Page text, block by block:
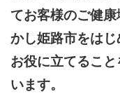
てお客様のご健
かし姫路市をは
お役に立てるこ
います。